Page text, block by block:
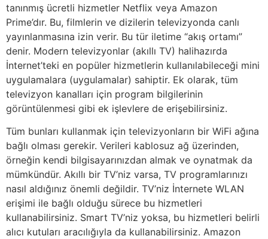
tanınmış ücretli hizmetler Netflix veya Amazon
Prime’dır. Bu, filmlerin ve dizilerin televizyonda canlı
yayınlanmasına izin verir. Bu tür iletime “akış ortamı”
denir. Modern televizyonlar (akıllı TV) halihazırda
İnternet’teki en popüler hizmetlerin kullanılabileceği mini
uygulamalara (uygulamalar) sahiptir. Ek olarak, tüm
televizyon kanalları için program bilgilerinin
görüntülenmesi gibi ek işlevlere de erişebilirsiniz.
Tüm bunları kullanmak için televizyonların bir WiFi ağına
bağlı olması gerekir. Verileri kablosuz ağ üzerinden,
örneğin kendi bilgisayarınızdan almak ve oynatmak da
mümkündür. Akıllı bir TV’niz varsa, TV programlarınızı
nasıl aldığınız önemli değildir. TV’niz İnternete WLAN
erişimi ile bağlı olduğu sürece bu hizmetleri
kullanabilirsiniz. Smart TV’niz yoksa, bu hizmetleri belirli
alıcı kutuları aracılığıyla da kullanabilirsiniz. Amazon